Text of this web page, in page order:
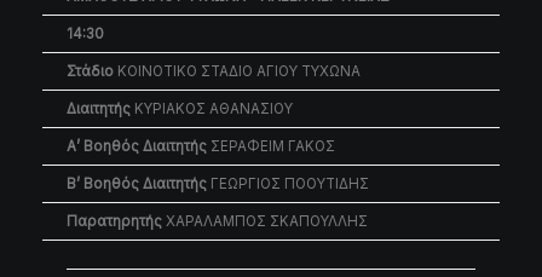
14:30
Στάδιο ΚΟΙΝΟΤΙΚΟ ΣΤΑΔΙΟ ΑΓΙΟΥ ΤΥΧΩΝΑ
Διαιτητής ΚΥΡΙΑΚΟΣ ΑΘΑΝΑΣΙΟΥ
Α’ Βοηθός Διαιτητής ΣΕΡΑΦΕΙΜ ΓΑΚΟΣ
Β’ Βοηθός Διαιτητής ΓΕΩΡΓΙΟΣ ΠΟΟΥΤΙΔΗΣ
Παρατηρητής ΧΑΡΑΛΑΜΠΟΣ ΣΚΑΠΟΥΛΛΗΣ